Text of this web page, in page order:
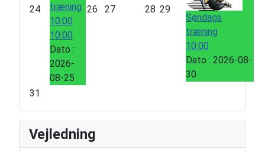
24
træning
10:00
10:00
Dato :
2026-
08-25
26 27 28 29
Søndags
træning
10:00
Dato : 2026-08-
30
31
Vejledning